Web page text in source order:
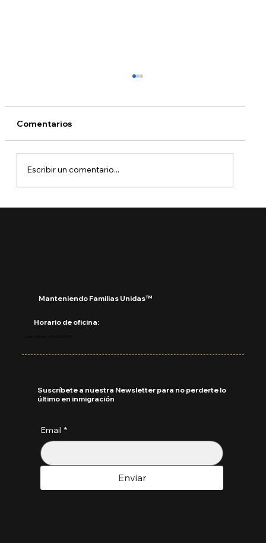
¿Qué está pasando con DACA?
Comentarios
Escribir un comentario...
Manteniendo Familias Unidas™
Horario de oficina:
Email *
Enviar
Suscríbete a nuestra Newsletter para no perderte lo
último en inmigración